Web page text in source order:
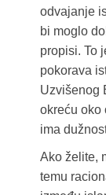
odvajanje
bi moglo
propisi. To
pokorava
Uzvišenog
okreću oko
ima
Ako želite,
temu